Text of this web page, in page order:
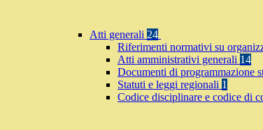
Atti generali 24
Riferimenti normativi su
Atti amministrativi generali 14
Documenti di programmazione
Statuti e leggi regionali 1
Codice disciplinare e codice di